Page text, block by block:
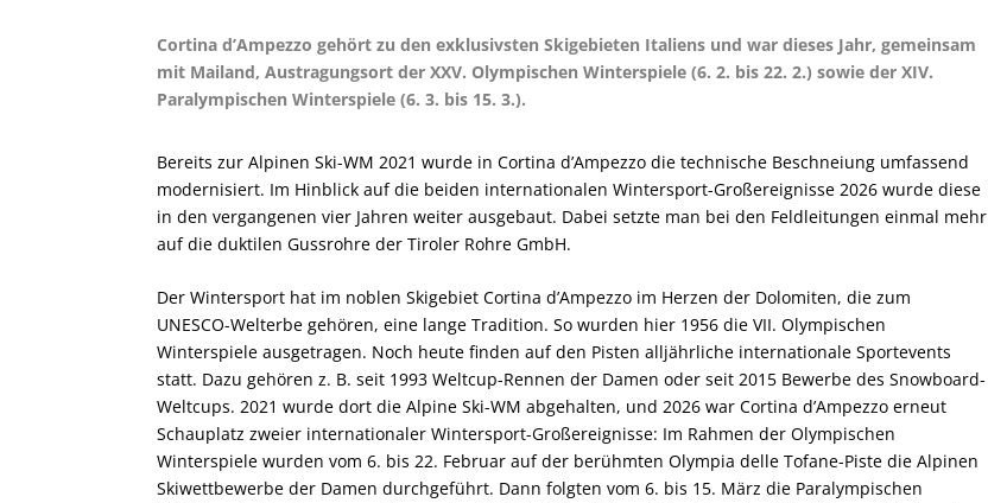
Cortina d’Ampezzo gehört zu den exklusivsten Skigebieten Italiens und war dieses Jahr, gemeinsam
mit Mailand, Austragungsort der XXV. Olympischen Winterspiele (6. 2. bis 22. 2.) sowie der XIV.
Paralympischen Winterspiele (6. 3. bis 15. 3.).
Bereits zur Alpinen Ski-WM 2021 wurde in Cortina d’Ampezzo die technische Beschneiung umfassend
modernisiert. Im Hinblick auf die beiden internationalen Wintersport-Großereignisse 2026 wurde diese
in den vergangenen vier Jahren weiter ausgebaut. Dabei setzte man bei den Feldleitungen einmal mehr
auf die duktilen Gussrohre der Tiroler Rohre GmbH.
Der Wintersport hat im noblen Skigebiet Cortina d’Ampezzo im Herzen der Dolomiten, die zum
UNESCO-Welterbe gehören, eine lange Tradition. So wurden hier 1956 die VII. Olympischen
Winterspiele ausgetragen. Noch heute finden auf den Pisten alljährliche internationale Sportevents
statt. Dazu gehören z. B. seit 1993 Weltcup-Rennen der Damen oder seit 2015 Bewerbe des Snowboard-
Weltcups. 2021 wurde dort die Alpine Ski-WM abgehalten, und 2026 war Cortina d’Ampezzo erneut
Schauplatz zweier internationaler Wintersport-Großereignisse: Im Rahmen der Olympischen
Winterspiele wurden vom 6. bis 22. Februar auf der berühmten Olympia delle Tofane-Piste die Alpinen
Skiwettbewerbe der Damen durchgeführt. Dann folgten vom 6. bis 15. März die Paralympischen